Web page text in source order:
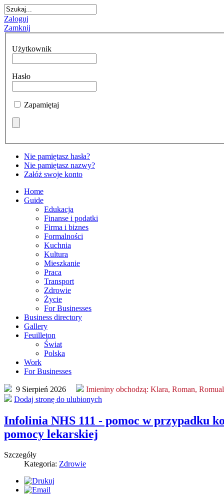
Zaloguj
Zamknij
Użytkownik
Hasło
Zapamiętaj
Nie pamiętasz hasła?
Nie pamiętasz nazwy?
Załóż swoje konto
Home
Guide
Edukacja
Finanse i podatki
Firma i biznes
Formalności
Kuchnia
Kultura
Mieszkanie
Praca
Transport
Zdrowie
Życie
For Businesses
Business directory
Gallery
Feuilleton
Świat
Polska
Work
For Businesses
9 Sierpień 2026 Imieniny obchodzą: Klara, Roman,
Dodaj stronę do ulubionych
Infolinia NHS 111 - pomoc w przypadku
pomocy lekarskiej
Szczegóły
Kategoria: Zdrowie